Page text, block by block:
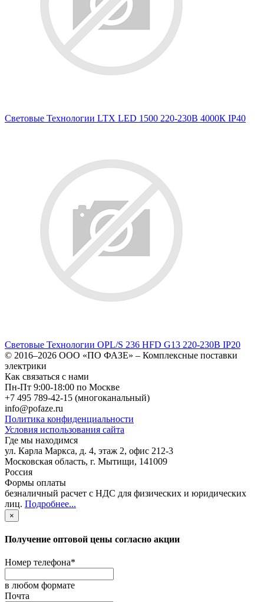
Световые Технологии LTX LED 1500 220-230В 4000К IP40
Световые Технологии OPL/S 236 HFD G13 220-230В IP20
© 2016–2026 ООО «ПО ФАЗЕ» – Комплексные поставки
электрики
Как связаться с нами
Пн-Пт 9:00-18:00 по Москве
+7 495 789-42-15 (многоканальный)
info@pofaze.ru
Политика конфиденциальности
Условия использования сайта
Где мы находимся
ул. Карла Маркса, д. 4, этаж 2, офис 212-3
Московская область, г. Мытищи, 141009
Россия
Формы оплаты
безналичный расчет с НДС для физических и юридических
лиц. Подробнее...
×
Получение оптовой цены согласно акции
Номер телефона*
в любом формате
Почта